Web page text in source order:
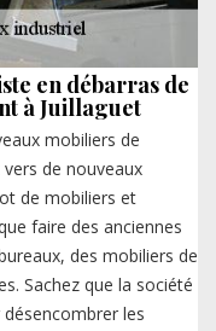
en débarras de
à Juillaguet
mobiliers de
de nouveaux
de mobiliers et
faire des anciennes
des mobiliers de
Sachez que la société
les